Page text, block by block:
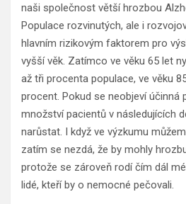
naši společnost větší hrozbou
Populace rozvinutých, ale i
hlavním rizikovým faktorem pro
vyšší věk. Zatímco ve věku 65 let
až tři procenta populace, ve věku
procent. Pokud se neobjeví účinná
množství pacientů v následujících
narůstat. I když ve výzkumu
zatím se nezdá, že by mohly
protože se zároveň rodí čím dál
lidé, kteří by o nemocné pečovali.